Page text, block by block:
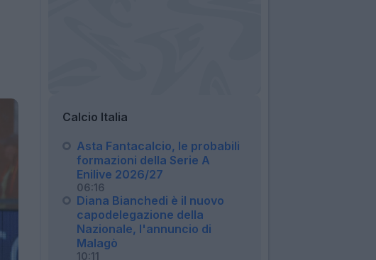
Calcio Italia
Asta Fantacalcio, le probabili
formazioni della Serie A
Enilive 2026/27
06:16
Diana Bianchedi è il nuovo
capodelegazione della
Nazionale, l'annuncio di
Malagò
10:11